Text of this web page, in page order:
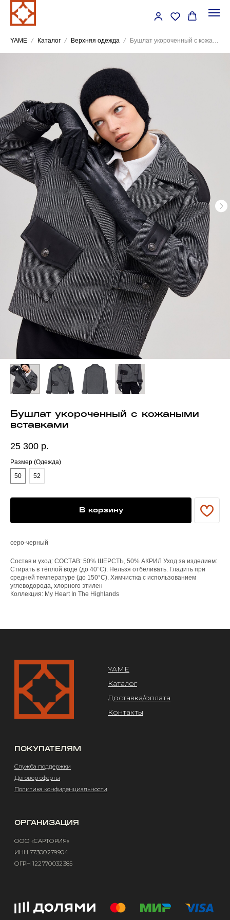
YAME Каталог Верхняя одежда Бушлат укороченный с кожаными вставками
Бушлат укороченный с кожаными
вставками
25 300 р.
Размер (Одежда)
50
52
В корзину
серо-черный
Состав и уход: СОСТАВ: 50% ШЕРСТЬ, 50% АКРИЛ Уход за изделием:
Стирать в тёплой воде (до 40°C). Нельзя отбеливать. Гладить при
средней температуре (до 150°C). Химчистка с использованием
углеводорода, хлорного этилен
Коллекция: My Heart In The Highlands
Доставка/оплата
Контакты
ОРГАНИЗАЦИЯ
Политика конфиденциальности
Design by @abakumik